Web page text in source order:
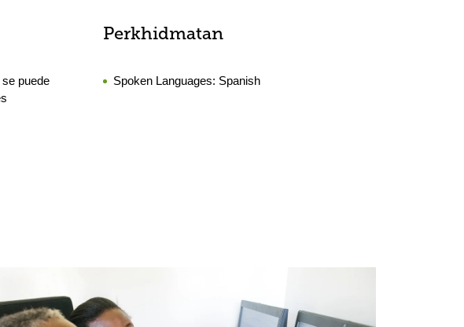
puede
Perkhidmatan
Spoken Languages: Spanish